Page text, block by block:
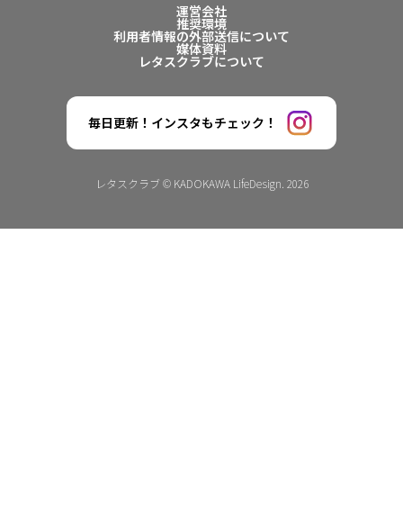
運営会社
推奨環境
利用者情報の外部送信について
媒体資料
レタスクラブについて
毎日更新！インスタもチェック！
レタスクラブ © KADOKAWA LifeDesign. 2026